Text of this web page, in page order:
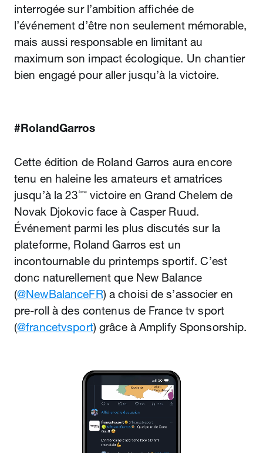
interrogée sur l’ambition affichée de
l’événement d’être non seulement mémorable,
mais aussi responsable en limitant au
maximum son impact écologique. Un chantier
bien engagé pour aller jusqu’à la victoire.
#RolandGarros
Cette édition de Roland Garros aura encore
tenu en haleine les amateurs et amatrices
jusqu’à la 23 èmevictoire en Grand Chelem de
Novak Djokovic face à Casper Ruud.
Événement parmi les plus discutés sur la
plateforme, Roland Garros est un
incontournable du printemps sportif. C’est
donc naturellement que New Balance
(@NewBalanceFR) a choisi de s’associer en
pre-roll à des contenus de France tv sport
(@francetvsport) grâce à Amplify Sponsorship.